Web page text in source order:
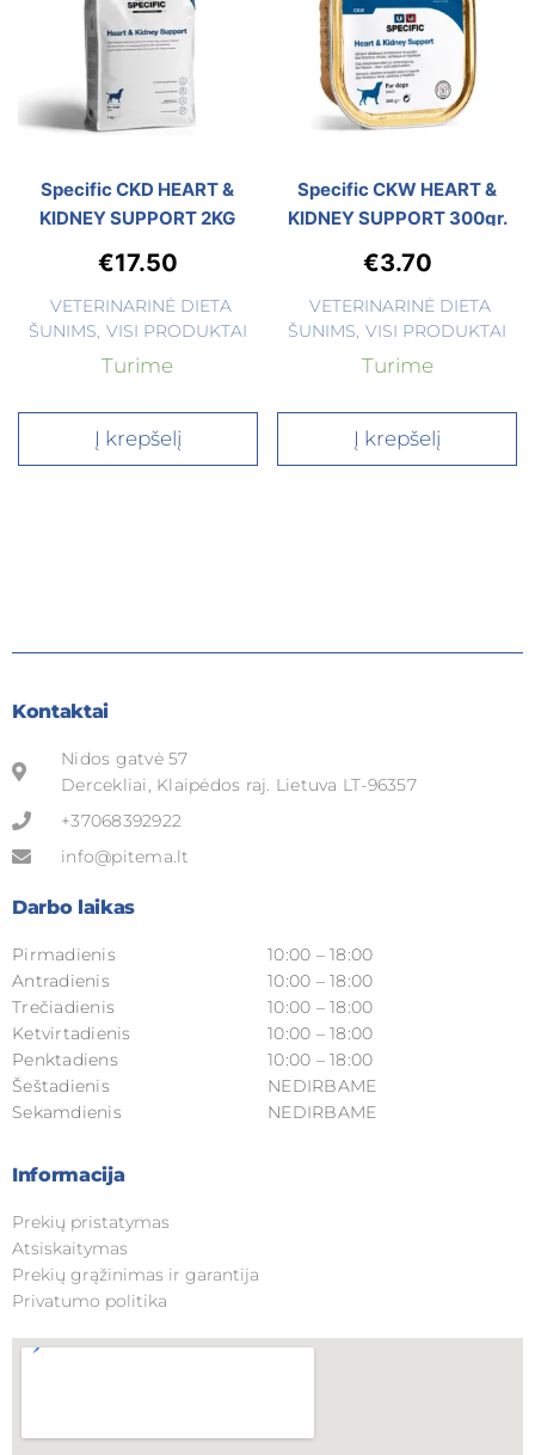
Specific CKD HEART &
KIDNEY SUPPORT 2KG
€17.50
VETERINARINĖ DIETA
ŠUNIMS VISI PRODUKTAI
Turime
Į krepšelį
Specific CKW HEART &
KIDNEY SUPPORT 300gr.
€3.70
VETERINARINĖ DIETA
ŠUNIMS VISI PRODUKTAI
Turime
Į krepšelį
Kontaktai
Nidos gatvė 57
Dercekliai, Klaipėdos raj. Lietuva LT-96357
+37068392922
info@pitema.lt
Darbo laikas
Pirmadienis
Antradienis
Trečiadienis
Ketvirtadienis
Penktadiens
Šeštadienis
Sekamdienis
10:00 – 18:00
10:00 – 18:00
10:00 – 18:00
10:00 – 18:00
10:00 – 18:00
NEDIRBAME
NEDIRBAME
Informacija
Prekių pristatymas
Atsiskaitymas
Prekių grąžinimas ir garantija
Privatumo politika